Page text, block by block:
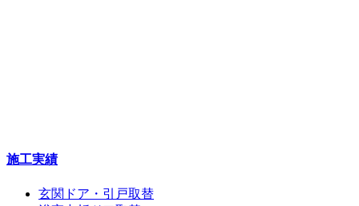
施工実績
玄関ドア・引戸取替